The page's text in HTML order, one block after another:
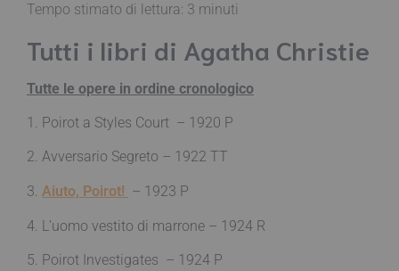
Tempo stimato di lettura: 3 minuti
Tutti i libri di Agatha Christie
Tutte le opere in ordine cronologico
1. Poirot a Styles Court – 1920 P
2. Avversario Segreto – 1922 TT
3. Aiuto, Poirot! – 1923 P
4. L’uomo vestito di marrone – 1924 R
5. Poirot Investigates – 1924 P